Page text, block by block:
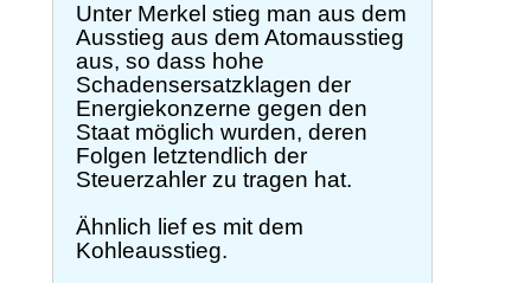
Unter Merkel stieg man aus dem
Ausstieg aus dem Atomausstieg
aus, so dass hohe
Schadensersatzklagen der
Energiekonzerne gegen den
Staat möglich wurden, deren
Folgen letztendlich der
Steuerzahler zu tragen hat.
Ähnlich lief es mit dem
Kohleausstieg.